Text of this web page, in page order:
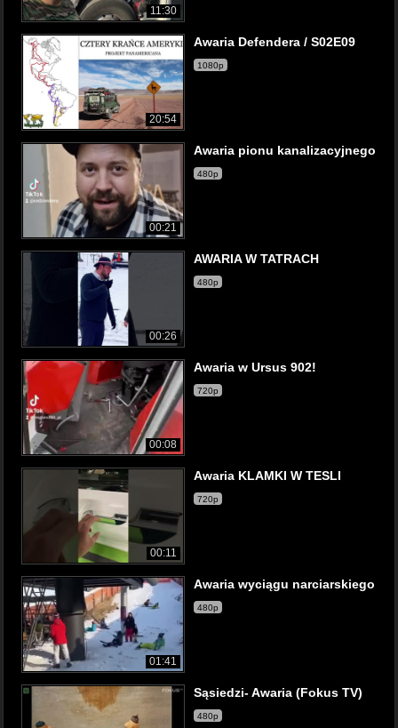
11:30
20:54
Awaria Defendera / S02E09
1080p
00:21
Awaria pionu kanalizacyjnego
480p
00:26
AWARIA W TATRACH
480p
00:08
Awaria w Ursus 902!
720p
00:11
Awaria KLAMKI W TESLI
720p
01:41
Awaria wyciągu narciarskiego
480p
Sąsiedzi- Awaria (Fokus TV)
480p